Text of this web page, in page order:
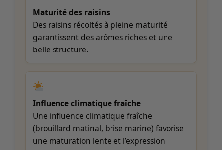
Maturité des raisins
Des raisins récoltés à pleine maturité
garantissent des arômes riches et une
belle structure.
Influence climatique fraîche
Une influence climatique fraîche
(brouillard matinal, brise marine) favorise
une maturation lente et l’expression